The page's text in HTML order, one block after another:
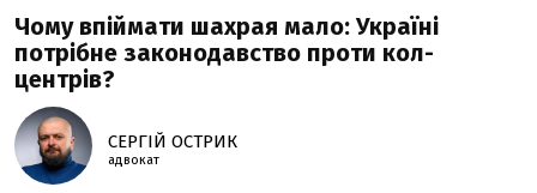
Чому впіймати шахрая мало: Україні
потрібне законодавство проти кол-
центрів?
СЕРГІЙ ОСТРИК
адвокат